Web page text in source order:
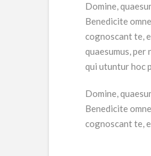
Domine,
Benedicite
cognoscant te,
quaesumus,
qui utuntur hoc
Domine,
Benedicite
cognoscant te,